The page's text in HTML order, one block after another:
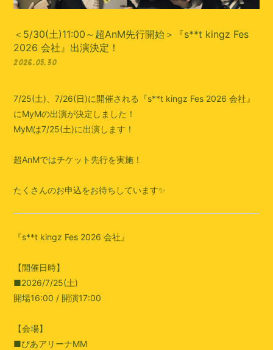
＜5/30(土)11:00～超AnM先行開始＞『s**t kingz Fes
2026 会社』出演決定！
2026.05.30
7/25(土)、7/26(日)に開催される『s**t kingz Fes 2026 会社』
にMyMの出演が決定しました！
MyMは7/25(土)に出演します！
超AnMではチケット先行を実施！
たくさんのお申込をお待ちしています✨
『s**t kingz Fes 2026 会社』
【開催日時】
■2026/7/25(土)
開場16:00 / 開演17:00
【会場】
■ぴあアリーナMM